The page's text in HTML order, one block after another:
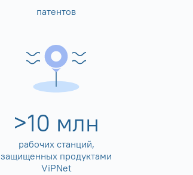
патентов
>10 млн
рабочих станций,
защищенных продуктами
ViPNet